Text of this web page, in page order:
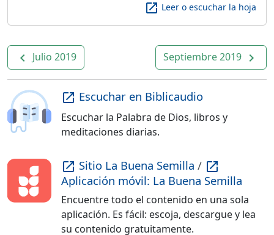
launch Leer o escuchar la hoja
navigate_before Julio 2019 Septiembre 2019 navigate_next
launch Escuchar en Biblicaudio
Escuchar la Palabra de Dios, libros y
meditaciones diarias.
launch Sitio La Buena Semilla / launch
Aplicación móvil: La Buena Semilla
Encuentre todo el contenido en una sola
aplicación. Es fácil: escoja, descargue y lea
su contenido gratuitamente.